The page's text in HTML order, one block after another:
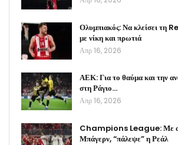
Ολυμπιακός: Να κλείσει
με νίκη και πρωτιά
Απρ 16, 2026
ΑΕΚ: Για το θαύμα και την
στη Ράγιο…
Απρ 16, 2026
Champions League: Με
Μπάγερν, “πάλεψε” η Ρεάλ